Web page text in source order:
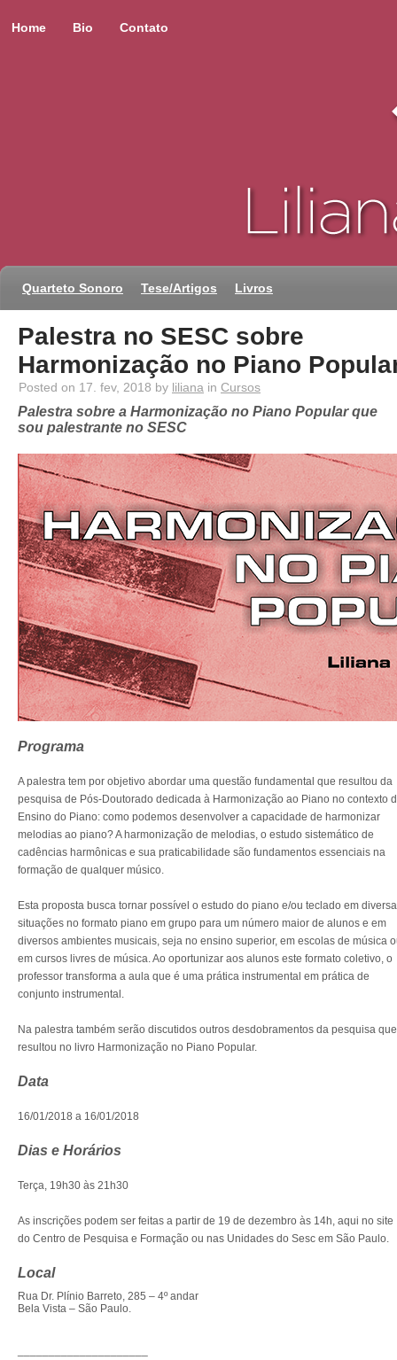
Home Bio Contato
Quarteto Sonoro Tese/Artigos Livros
Palestra no SESC sobre
Harmonização no Piano
Posted on 17. fev, 2018 by liliana in Cursos
Palestra sobre a Harmonização no Piano Popular que
sou palestrante no SESC
Programa
A palestra tem por objetivo abordar uma questão fundamental que resultou da
pesquisa de Pós-Doutorado dedicada à Harmonização ao Piano no contexto
Ensino do Piano: como podemos desenvolver a capacidade de harmonizar
melodias ao piano? A harmonização de melodias, o estudo sistemático de
cadências harmônicas e sua praticabilidade são fundamentos essenciais na
formação de qualquer músico.
Esta proposta busca tornar possível o estudo do piano e/ou teclado em
situações no formato piano em grupo para um número maior de alunos e em
diversos ambientes musicais, seja no ensino superior, em escolas de música
em cursos livres de música. Ao oportunizar aos alunos este formato coletivo, o
professor transforma a aula que é uma prática instrumental em prática de
conjunto instrumental.
Na palestra também serão discutidos outros desdobramentos da pesquisa que
resultou no livro Harmonização no Piano Popular.
Data
16/01/2018 a 16/01/2018
Dias e Horários
Terça, 19h30 às 21h30
As inscrições podem ser feitas a partir de 19 de dezembro às 14h, aqui no site
do Centro de Pesquisa e Formação ou nas Unidades do Sesc em São Paulo.
Local
Rua Dr. Plínio Barreto, 285 – 4º andar
Bela Vista – São Paulo.